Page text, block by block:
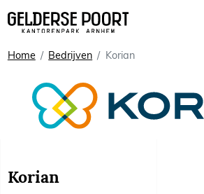
Huren
Vergaderruimtes
Werkplekken
Kantoorruimtes
Voorzieningen
Home Bedrijven Korian
Korian